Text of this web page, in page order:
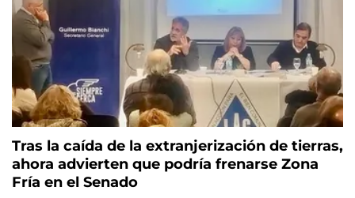
Tras la caída de la extranjerización de tierras,
ahora advierten que podría frenarse Zona
Fría en el Senado